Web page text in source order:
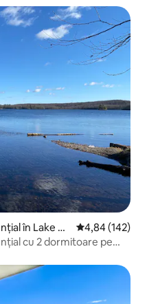
în Lake Ha
Scor mediu de
4,84 (142)
cu 2 dormitoare pe
oaspeților